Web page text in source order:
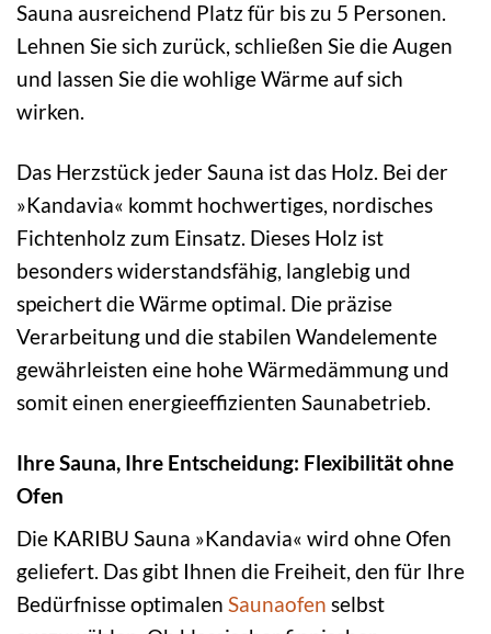
Sauna ausreichend Platz für bis zu 5 Personen.
Lehnen Sie sich zurück, schließen Sie die Augen
und lassen Sie die wohlige Wärme auf sich
wirken.
Das Herzstück jeder Sauna ist das Holz. Bei der
»Kandavia« kommt hochwertiges, nordisches
Fichtenholz zum Einsatz. Dieses Holz ist
besonders widerstandsfähig, langlebig und
speichert die Wärme optimal. Die präzise
Verarbeitung und die stabilen Wandelemente
gewährleisten eine hohe Wärmedämmung und
somit einen energieeffizienten Saunabetrieb.
Ihre Sauna, Ihre Entscheidung: Flexibilität ohne
Ofen
Die KARIBU Sauna »Kandavia« wird ohne Ofen
geliefert. Das gibt Ihnen die Freiheit, den für Ihre
Bedürfnisse optimalen Saunaofen selbst